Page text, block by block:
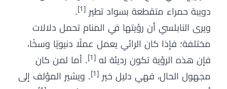
دويبة حمراء متقطعة بسواد تطير [1]
.
ويرى النابلسي أن رؤيتها في المنام تحمل دلالات
مختلفة؛ فإذا كان الرائي يعمل عملًا دنيويًا وسخًا،
فإن هذه الرؤية تكون رديئة له [1] . أما لمن كان
مجهول الحال، فهي دليل خير [1] . ويشير المؤلف إلى